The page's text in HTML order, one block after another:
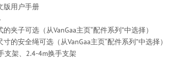
版用户手册
夹子可选（从VanGaa主页“配件系列”中选择）
的安全绳可选（从VanGaa主页“配件系列”中选择）
支架、2.4-4m换手支架